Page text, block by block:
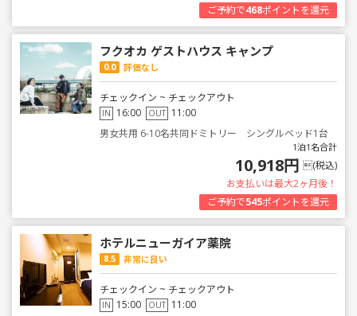
ご予約で468ポイントを還元
フクオカ ゲストハウス キャンプ
0.0 評価なし
チェックイン ~ チェックアウト
IN 16:00 OUT 11:00
男女共用 6-10名共同ドミトリー シングルベッド1台
1泊1名合計
10,918円 (税込)
お支払いは最大2ヶ月後！
ご予約で545ポイントを還元
ホテルニューガイア薬院
8.5 非常に良い
チェックイン ~ チェックアウト
IN 15:00 OUT 11:00